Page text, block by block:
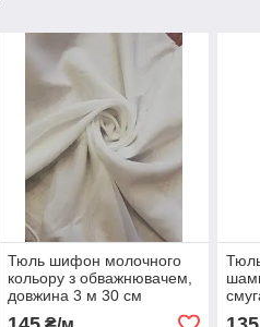
Тюль шифон молочного
кольору з обважнювачем,
довжина 3 м 30 см